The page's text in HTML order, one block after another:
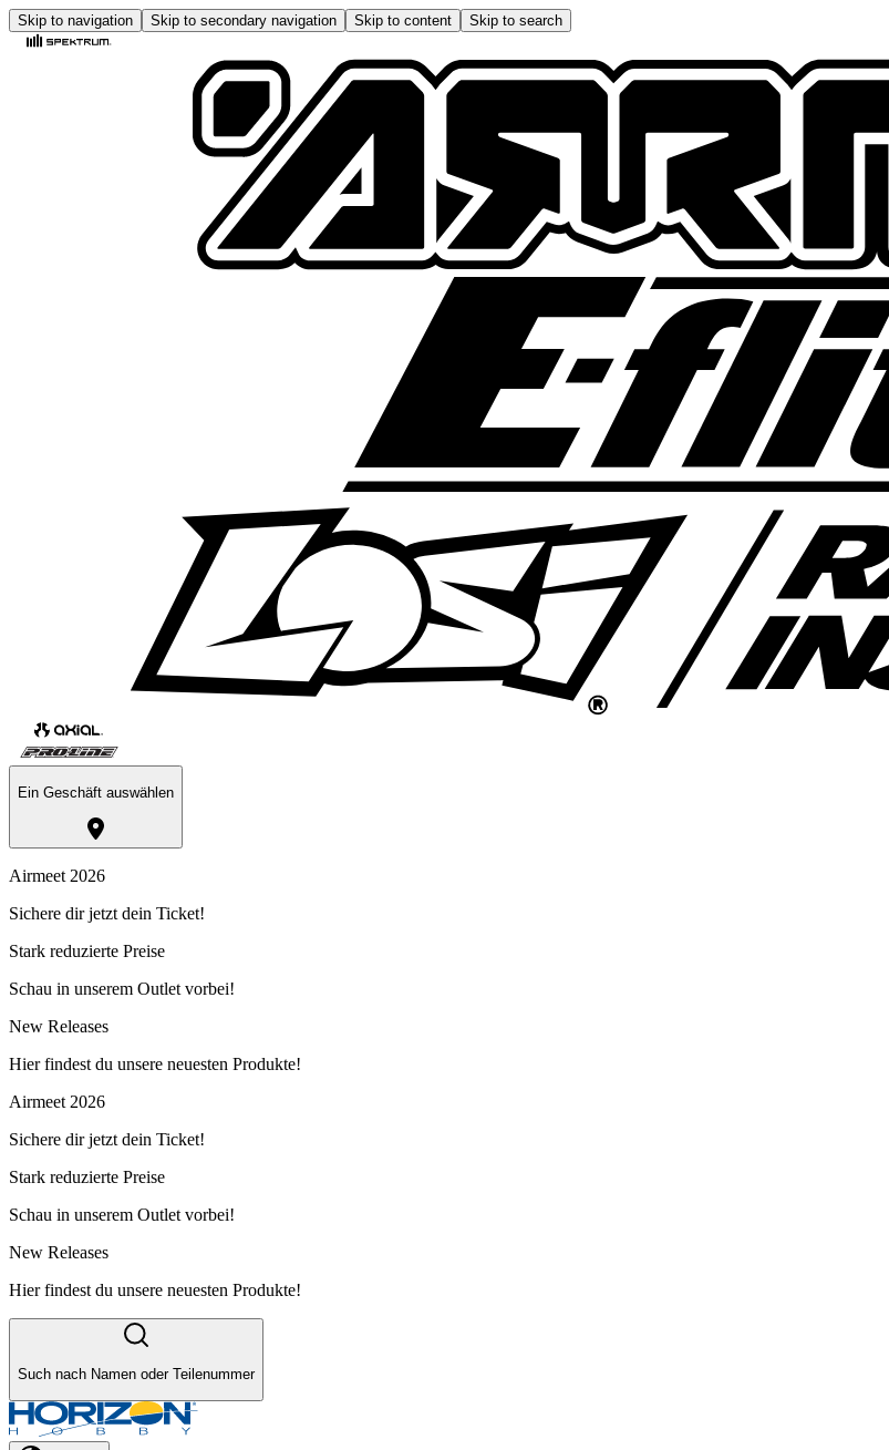
Skip to navigation Skip to secondary navigation Skip to content Skip to search
Ein Geschäft auswählen
Airmeet 2026
Sichere dir jetzt dein Ticket!
Stark reduzierte Preise
Schau in unserem Outlet vorbei!
New Releases
Hier findest du unsere neuesten Produkte!
Airmeet 2026
Sichere dir jetzt dein Ticket!
Stark reduzierte Preise
Schau in unserem Outlet vorbei!
New Releases
Hier findest du unsere neuesten Produkte!
Such nach Namen oder Teilenummer